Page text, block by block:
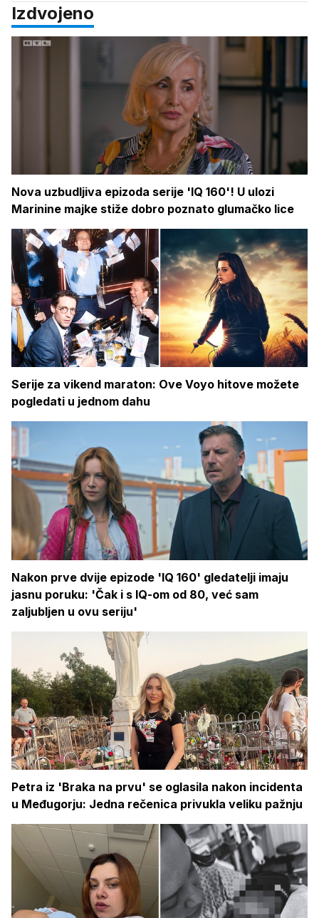
Izdvojeno
Nova uzbudljiva epizoda serije 'IQ 160'! U ulozi
Marinine majke stiže dobro poznato glumačko lice
Serije za vikend maraton: Ove Voyo hitove možete
pogledati u jednom dahu
Nakon prve dvije epizode 'IQ 160' gledatelji imaju
jasnu poruku: 'Čak i s IQ-om od 80, već sam
zaljubljen u ovu seriju'
Petra iz 'Braka na prvu' se oglasila nakon incidenta
u Međugorju: Jedna rečenica privukla veliku pažnju